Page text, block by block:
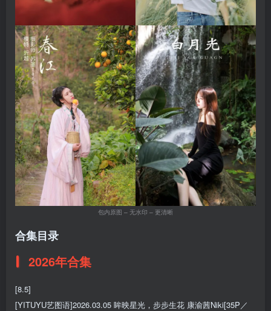
包内原图 – 无水印 – 更清晰
合集目录
2026年合集
[8.5]
[YITUYU艺图语]2026.03.05 眸映星光，步步生花 康渝茜Niki[35P／